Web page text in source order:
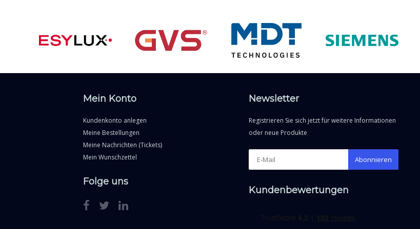
Mein Konto
Kundenkonto anlegen
Meine Bestellungen
Meine Nachrichten (Tickets)
Mein Wunschzettel
Folge uns
Newsletter
Registrieren Sie sich jetzt für weitere Informationen
oder neue Produkte
Abonnieren
Kundenbewertungen